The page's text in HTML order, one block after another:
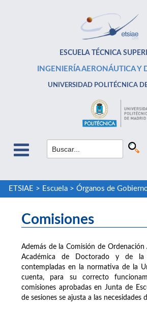
ESCUELA TÉCNICA
INGENIERÍA AERONÁUTICA Y
UNIVERSIDAD POLITÉCNICA
ETSIAE > Escuela> Órganos de
Comisiones
Además de la Comisión de Ordenación
Académica de Doctorado y de la
contempladas en la normativa de la
cuenta, para su correcto
comisiones aprobadas en Junta de
de sesiones se ajusta a las necesidades